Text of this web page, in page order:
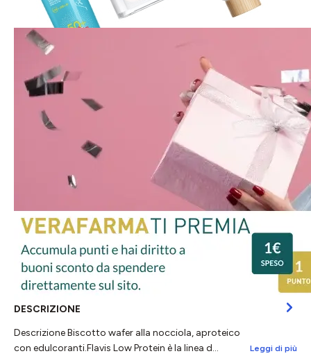
DESCRIZIONE
Descrizione Biscotto wafer alla nocciola, aproteico
con edulcoranti.Flavis Low Protein è la linea d…
Leggi di più